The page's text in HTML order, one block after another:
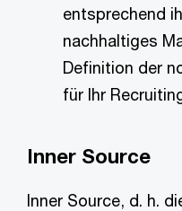
entsprechend
nachhaltiges
Definition der
für Ihr
Inner Source
Inner Source, d. h.